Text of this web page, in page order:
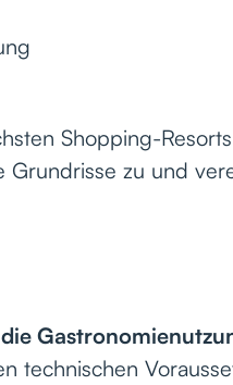
Shopping-
Grundrisse zu und
technischen